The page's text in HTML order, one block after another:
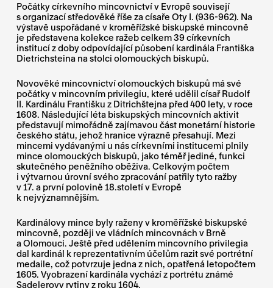
Počátky církevního mincovnictví v Evropě souvisejí
s organizací středověké říše za císaře Oty I. (936-962). Na
výstavě uspořádané v kroměřížské biskupské mincovně
je představena kolekce ražeb celkem 39 církevních
institucí z doby odpovídající působení kardinála Františka
Dietrichsteina na stolci olomouckých biskupů.
Novověké mincovnictví olomouckých biskupů má své
počátky v mincovním privilegiu, které udělil císař Rudolf
II. Kardinálu Františku z Ditrichštejna před 400 lety, v roce
1608. Následující léta biskupských mincovních aktivit
představují mimořádně zajímavou část monetární historie
českého státu, jehož hranice výrazně přesahují. Mezi
mincemi vydávanými u nás církevními institucemi plnily
mince olomouckých biskupů, jako téměř jediné, funkci
skutečného peněžního oběživa. Celkovým počtem
i výtvarnou úrovní svého zpracování patřily tyto ražby
v 17. a první polovině 18.století v Evropě
k nejvýznamnějším.
Kardinálovy mince byly raženy v kroměřížské biskupské
mincovně, později ve vládních mincovnách v Brně
a Olomouci. Ještě před udělením mincovního privilegia
dal kardinál k reprezentativním účelům razit své portrétní
medaile, což potvrzuje jedna z nich, opatřená letopočtem
1605. Vyobrazení kardinála vychází z portrétu známé
Sadelerovy rytiny z roku 1604.